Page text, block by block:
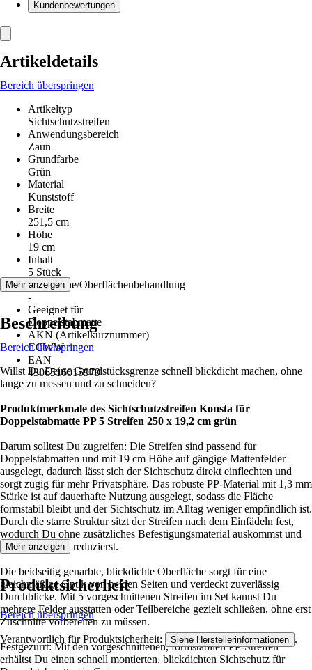
Kundenbewertungen
Artikeldetails
Bereich überspringen
Artikeltyp
Sichtschutzstreifen
Anwendungsbereich
Zaun
Grundfarbe
Grün
Material
Kunststoff
Breite
251,5 cm
Höhe
19 cm
Inhalt
5 Stück
Oberfläche/Oberflächenbehandlung
-
Geeignet für
Doppelstabmatte
AKN (Artikelkurznummer)
CCWW
EAN
4306516015979
Mehr anzeigen
Beschreibung
Bereich überspringen
Willst Du Deine Grundstücksgrenze schnell blickdicht machen, ohne
lange zu messen und zu schneiden?
Produktmerkmale des Sichtschutzstreifen Konsta für
Doppelstabmatte PP 5 Streifen 250 x 19,2 cm grün
Darum solltest Du zugreifen: Die Streifen sind passend für
Doppelstabmatten und mit 19 cm Höhe auf gängige Mattenfelder
ausgelegt, dadurch lässt sich der Sichtschutz direkt einflechten und
sorgt zügig für mehr Privatsphäre. Das robuste PP-Material mit 1,3 mm
Stärke ist auf dauerhafte Nutzung ausgelegt, sodass die Fläche
formstabil bleibt und der Sichtschutz im Alltag weniger empfindlich ist.
Durch die starre Struktur sitzt der Streifen nach dem Einfädeln fest,
wodurch Du ohne zusätzliches Befestigungsmaterial auskommst und
die Montagezeit reduzierst.
Die beidseitig genarbte, blickdichte Oberfläche sorgt für eine
gleichmäßige Optik von beiden Seiten und verdeckt zuverlässig
Durchblicke. Mit 5 vorgeschnittenen Streifen im Set kannst Du
mehrere Felder ausstatten oder Teilbereiche gezielt schließen, ohne erst
Zuschnitte vorbereiten zu müssen.
Festgezurrt: Mit den vorgeschnittenen, formstabilen PP-Streifen
erhältst Du einen schnell montierten, blickdichten Sichtschutz für
Mehr anzeigen
Produktsicherheit
Bereich überspringen
Verantwortlich für Produktsicherheit: Siehe Herstellerinformationen .